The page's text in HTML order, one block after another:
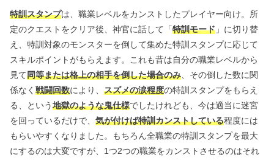
特訓スタンプは、職業レベルをカンストしたプレイヤー向け。所
定のクエストをクリア後、神官に話して「特訓モード 」に切り替
え、特訓対象のモンスターを倒して集めた特訓スタンプに応じて
スキルポイントがもらえます。これも昔は自分の職業レベルから
見て同等または格上の相手を倒した場合のみ 、その倒した数に関
係なく 戦闘回数により、 スズメの涙程度の特訓スタンプをもらえ
る、という地獄のような鬼仕様でしたけれども、今は適当に迷宮
を回っているだけで、 気が付けば特訓カンストしている程度には
もらいやすくなりました。もちろん全職業の特訓スタンプを最大
にするのは大変ですが、1つ2つの職業をカンストさせるのはそれ